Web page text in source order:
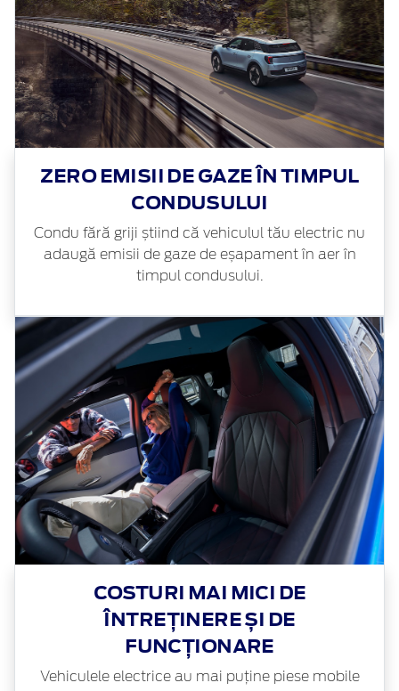
ZERO EMISII DE GAZE ÎN TIMPUL
CONDUSULUI
Condu fără griji știind că vehiculul tău electric nu
adaugă emisii de gaze de eșapament în aer în
timpul condusului.
COSTURI MAI MICI DE
ÎNTREȚINERE ȘI DE
FUNCȚIONARE
Vehiculele electrice au mai puține piese mobile